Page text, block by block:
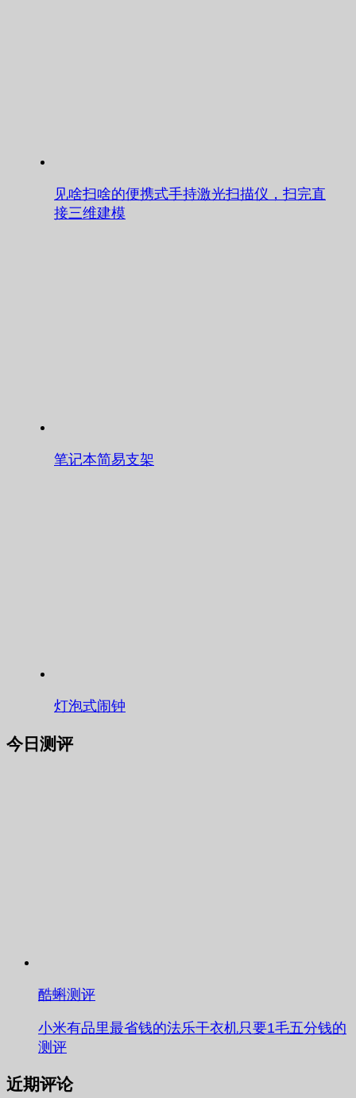
见啥扫啥的便携式手持激光扫描仪，扫完直
接三维建模
笔记本简易支架
灯泡式闹钟
今日测评
酷蝌测评
小米有品里最省钱的法乐干衣机只要1毛五分钱的
测评
近期评论